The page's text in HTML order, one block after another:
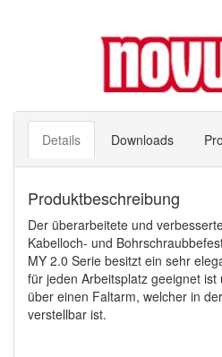
Details Downloads
Produktbeschreibung
Der überarbeitete und
Kabelloch- und
MY 2.0 Serie besitzt ein sehr
für jeden Arbeitsplatz geeignet
über einen Faltarm, welcher in
verstellbar ist.